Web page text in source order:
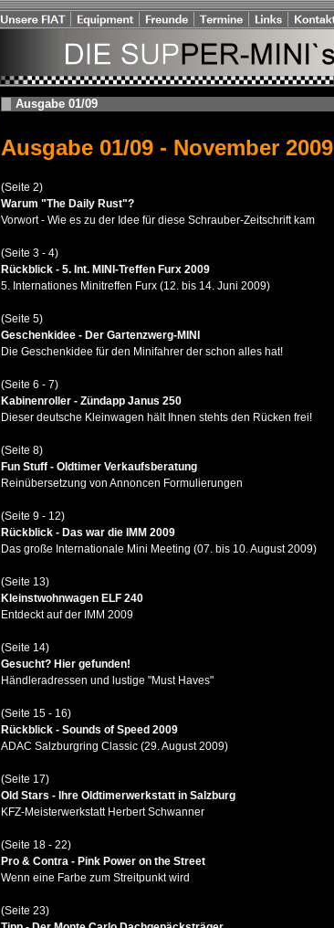
Ausgabe 01/09
Ausgabe 01/09 - November 2009
(Seite 2)
Warum "The Daily Rust"?
Vorwort - Wie es zu der Idee für diese Schrauber-Zeitschrift kam
(Seite 3 - 4)
Rückblick - 5. Int. MINI-Treffen Furx 2009
5. Internationes Minitreffen Furx (12. bis 14. Juni 2009)
(Seite 5)
Geschenkidee - Der Gartenzwerg-MINI
Die Geschenkidee für den Minifahrer der schon alles hat!
(Seite 6 - 7)
Kabinenroller - Zündapp Janus 250
Dieser deutsche Kleinwagen hält Ihnen stehts den Rücken frei!
(Seite 8)
Fun Stuff - Oldtimer Verkaufsberatung
Reinübersetzung von Annoncen Formulierungen
(Seite 9 - 12)
Rückblick - Das war die IMM 2009
Das große Internationale Mini Meeting (07. bis 10. August 2009)
(Seite 13)
Kleinstwohnwagen ELF 240
Entdeckt auf der IMM 2009
(Seite 14)
Gesucht? Hier gefunden!
Händleradressen und lustige "Must Haves"
(Seite 15 - 16)
Rückblick - Sounds of Speed 2009
ADAC Salzburgring Classic (29. August 2009)
(Seite 17)
Old Stars - Ihre Oldtimerwerkstatt in Salzburg
KFZ-Meisterwerkstatt Herbert Schwanner
(Seite 18 - 22)
Pro & Contra - Pink Power on the Street
Wenn eine Farbe zum Streitpunkt wird
(Seite 23)